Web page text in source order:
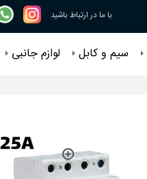
با ما در ارتباط باشید
سیم و کابل لوازم جانبی